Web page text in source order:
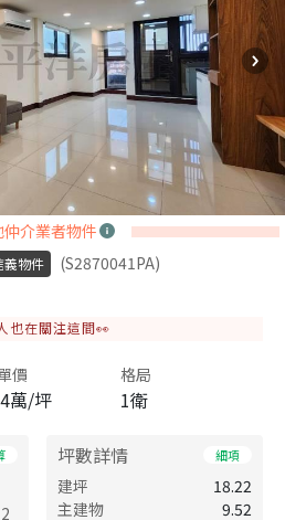
仲介業者物件
義物件
(S2870041PA)
也在關注這間👀
價
萬/坪
格局
1衛
2
坪數詳情 細項
建坪
18.22
主建物
9.52